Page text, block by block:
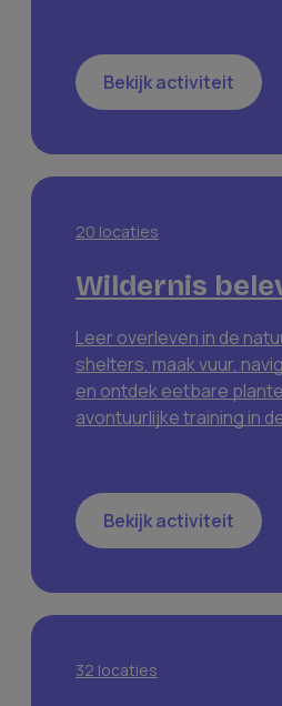
Bekijk activiteit
20 locaties
Wildernis
Leer overleven in de
shelters, maak vuur,
en ontdek eetbare
avontuurlijke training in
Bekijk activiteit
32 locaties